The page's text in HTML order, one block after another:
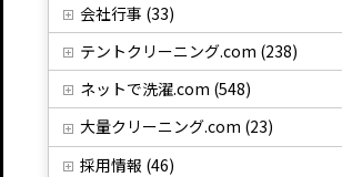
会社行事 (33)
テントクリーニング.com (238)
ネットで洗濯.com (548)
大量クリーニング.com (23)
採用情報 (46)